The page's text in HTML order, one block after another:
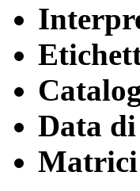
Data
Matrici